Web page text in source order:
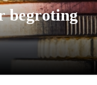
begroting